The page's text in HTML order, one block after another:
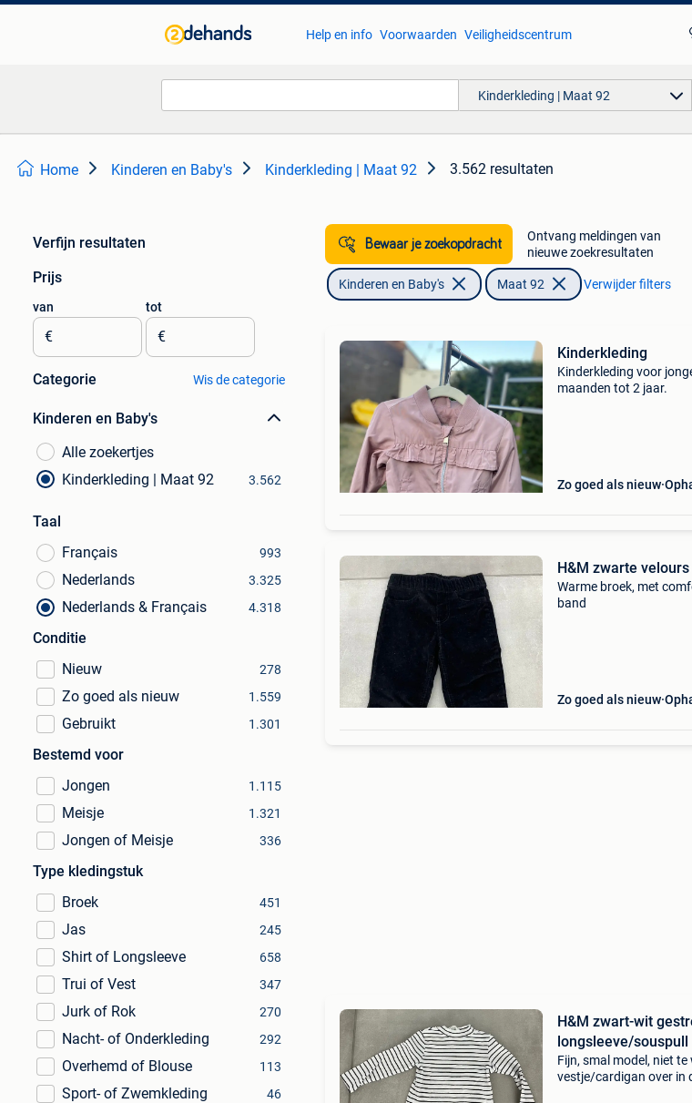
Help en info Voorwaarden Veiligheidscentrum
Kinderkleding | Maat 92
Home Kinderen en Baby's Kinderkleding | Maat 92 3.562 resultaten
Verfijn resultaten
Prijs
van
€
tot
€
Categorie Wis de categorie
Kinderen en Baby's
Alle zoekertjes
Kinderkleding | Maat 92
3.562
Taal
Français
993
Nederlands 3.325
Nederlands & Français 4.318
Conditie
Nieuw
278
Zo goed als nieuw 1.559
Gebruikt 1.301
Bestemd voor
Jongen
1.115
Meisje 1.321
Jongen of Meisje 336
Type kledingstuk
Broek
451
Jas 245
Shirt of Longsleeve 658
Trui of Vest 347
Jurk of Rok 270
Nacht- of Onderkleding 292
Overhemd of Blouse 113
Sport- of Zwemkleding 46
Bewaar je zoekopdracht
Ontvang meldingen van
nieuwe zoekresultaten
Kinderen en Baby's Maat 92 Verwijder filters
Kinderkleding
Kinderkleding voor
maanden tot 2 jaar.
Zo goed als nieuw
H&M zwarte
Warme broek, met
band
Zo goed als nieuw
H&M zwart-wit
longsleeve/souspull
Fijn, smal model, niet
vestje/cardigan over in